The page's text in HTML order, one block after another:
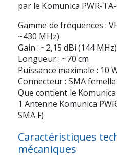
par le Komunica PWR-
Gamme de fréquences :
~430 MHz)
Gain : ~2,15 dBi (144
Longueur : ~70 cm
Puissance maximale : 10
Connecteur : SMA femelle
Que contient le Komunica
1 Antenne Komunica
SMA F)
Caractéristiques
mécaniques